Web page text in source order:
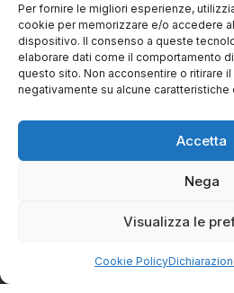
Per fornire le migliori esperienze,
cookie per memorizzare e/o accedere
dispositivo. Il consenso a queste
elaborare dati come il comportamento
questo sito. Non acconsentire o ritirare
negativamente su alcune caratteristiche
Accetta
Nega
Visualizza le
Cookie Policy
CONTATTI
Via Eugenio Azimonti, 121 - 85050
+39 348 5888298
PAGINE DEL SITO